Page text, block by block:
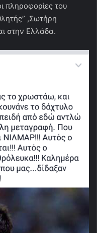
πληροφορίες του
,Σωτήρη
στην Ελλάδα.